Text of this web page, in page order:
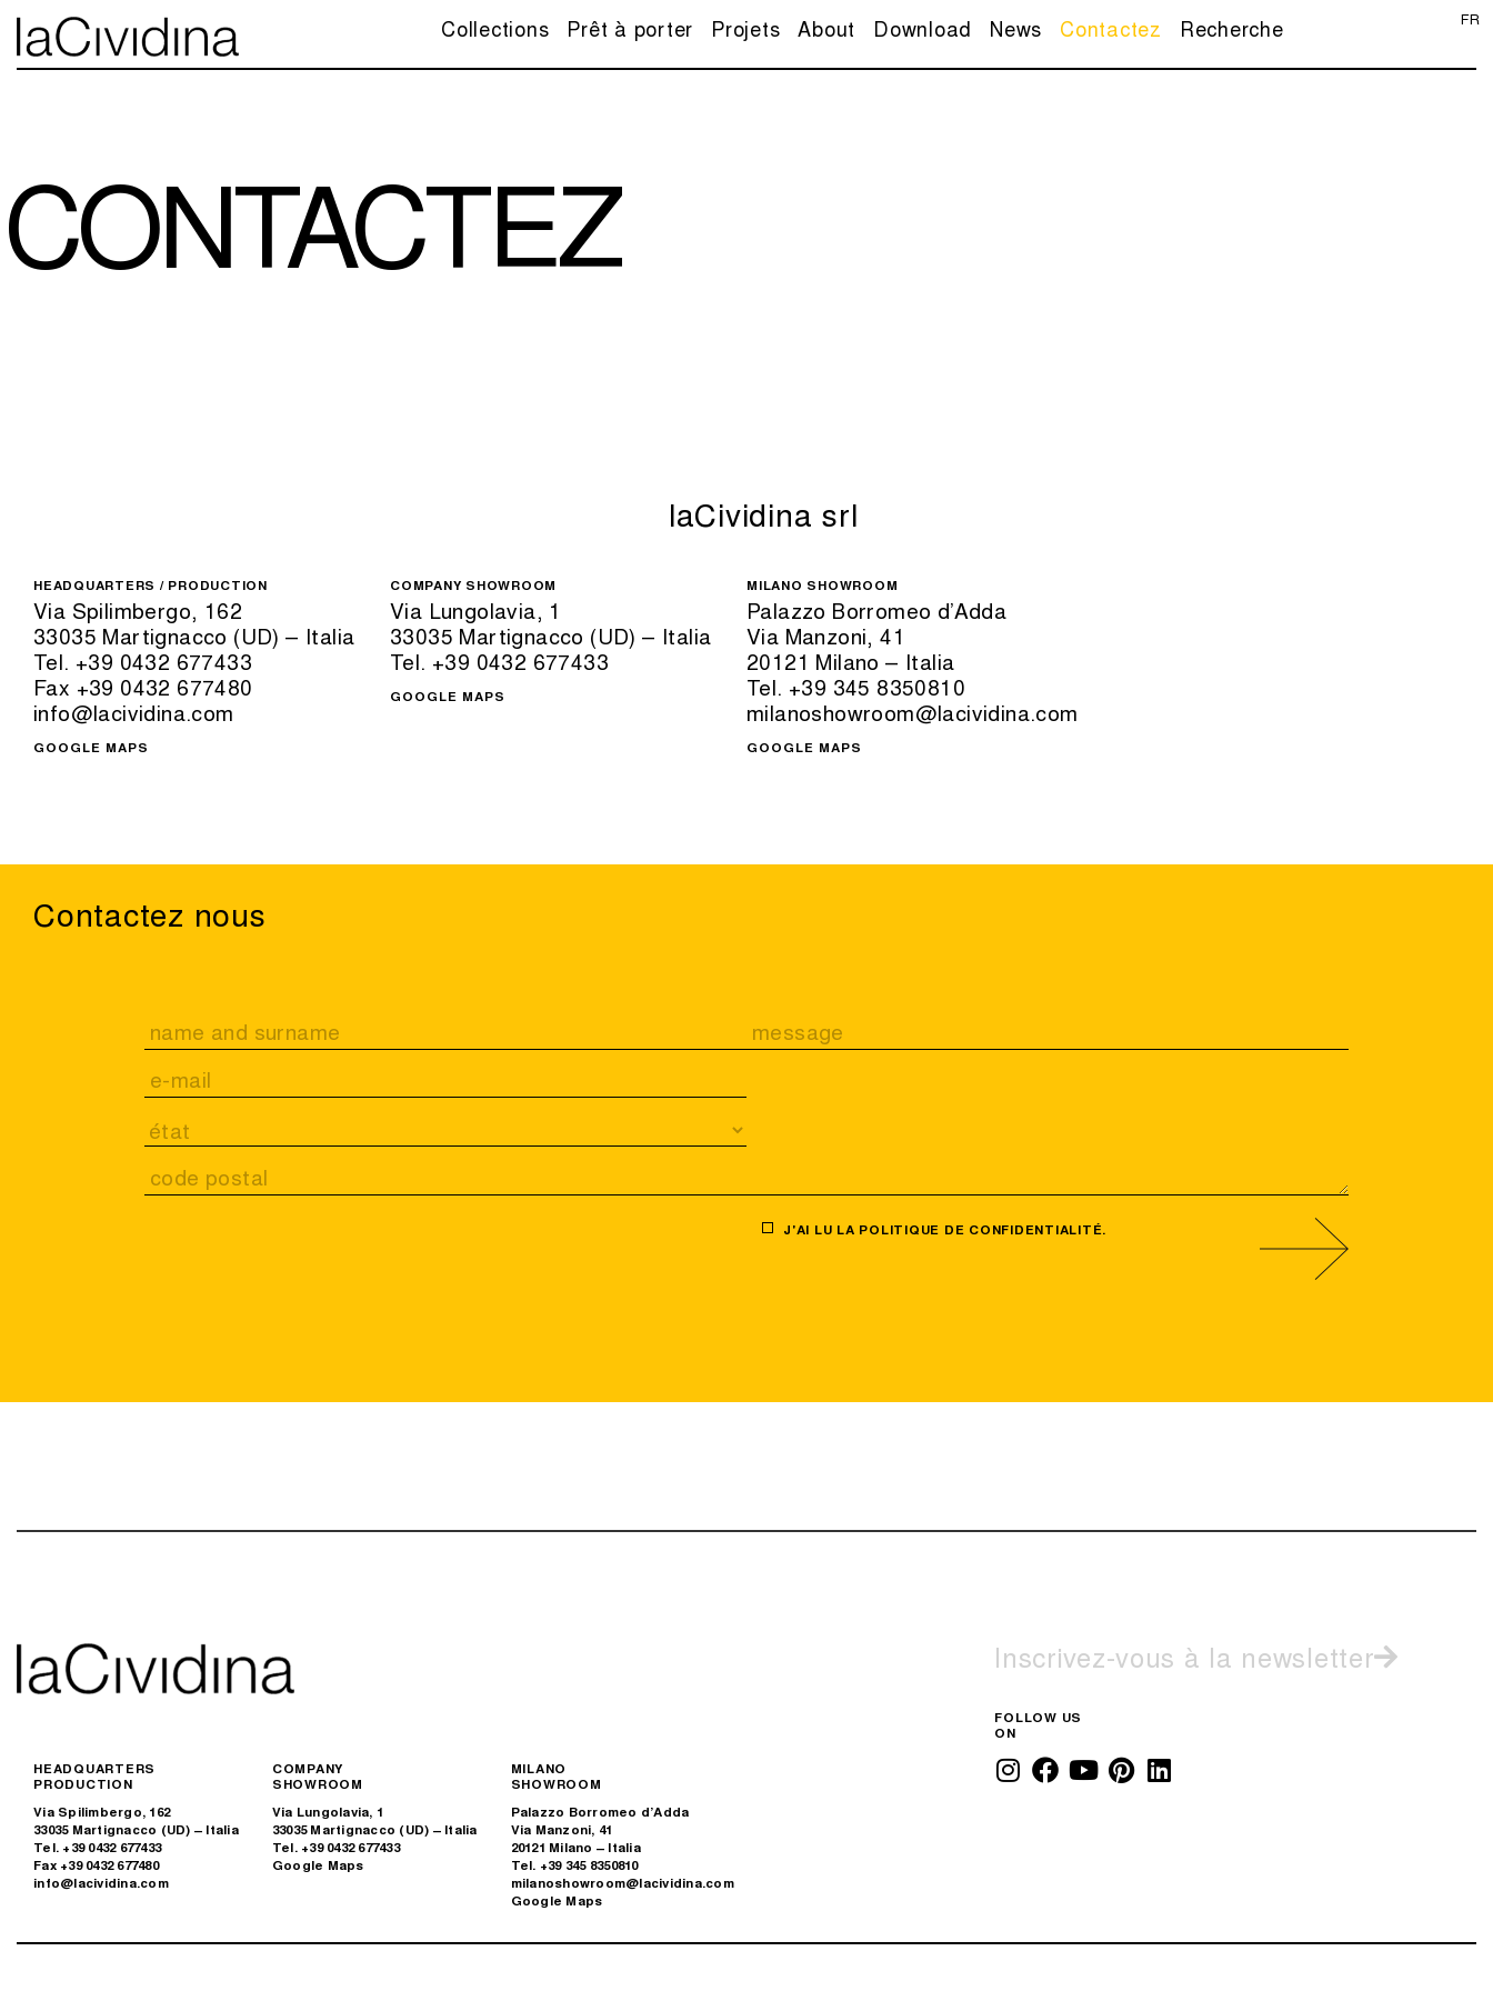
Collections Prêt à porter Projets About Download News Contactez Recherche FR
CONTACTEZ
laCividina srl
HEADQUARTERS / PRODUCTION
Via Spilimbergo, 162
33035 Martignacco (UD) – Italia
Tel. +39 0432 677433
Fax +39 0432 677480
info@lacividina.com
GOOGLE MAPS
COMPANY SHOWROOM
Via Lungolavia, 1
33035 Martignacco (UD) – Italia
Tel. +39 0432 677433
GOOGLE MAPS
MILANO SHOWROOM
Palazzo Borromeo d’Adda
Via Manzoni, 41
20121 Milano – Italia
Tel. +39 345 8350810
milanoshowroom@lacividina.com
GOOGLE MAPS
Contactez nous
J'AI LU LA POLITIQUE DE CONFIDENTIALITÉ.
HEADQUARTERS
PRODUCTION
Via Spilimbergo, 162
33035 Martignacco (UD) – Italia
Tel. +39 0432 677433
Fax +39 0432 677480
info@lacividina.com
COMPANY
SHOWROOM
Via Lungolavia, 1
33035 Martignacco (UD) – Italia
Tel. +39 0432 677433
Google Maps
MILANO
SHOWROOM
Palazzo Borromeo d’Adda
Via Manzoni, 41
20121 Milano – Italia
Tel. +39 345 8350810
milanoshowroom@lacividina.com
Google Maps
Inscrivez-vous à la newsletter
FOLLOW US
ON